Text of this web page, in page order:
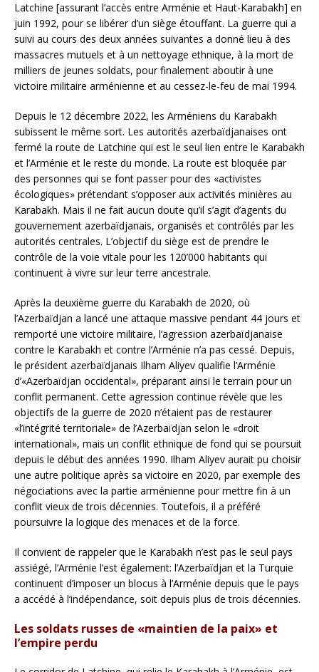
Latchine [assurant l’accès entre Arménie et Haut-Karabakh] en
juin 1992, pour se libérer d’un siège étouffant. La guerre qui a
suivi au cours des deux années suivantes a donné lieu à des
massacres mutuels et à un nettoyage ethnique, à la mort de
milliers de jeunes soldats, pour finalement aboutir à une
victoire militaire arménienne et au cessez-le-feu de mai 1994.
Depuis le 12 décembre 2022, les Arméniens du Karabakh
subissent le même sort. Les autorités azerbaïdjanaises ont
fermé la route de Latchine qui est le seul lien entre le Karabakh
et l’Arménie et le reste du monde. La route est bloquée par
des personnes qui se font passer pour des «activistes
écologiques» prétendant s’opposer aux activités minières au
Karabakh. Mais il ne fait aucun doute qu’il s’agit d’agents du
gouvernement azerbaïdjanais, organisés et contrôlés par les
autorités centrales. L’objectif du siège est de prendre le
contrôle de la voie vitale pour les 120’000 habitants qui
continuent à vivre sur leur terre ancestrale.
Après la deuxième guerre du Karabakh de 2020, où
l’Azerbaïdjan a lancé une attaque massive pendant 44 jours et
remporté une victoire militaire, l’agression azerbaïdjanaise
contre le Karabakh et contre l’Arménie n’a pas cessé. Depuis,
le président azerbaïdjanais Ilham Aliyev qualifie l’Arménie
d’«Azerbaïdjan occidental», préparant ainsi le terrain pour un
conflit permanent. Cette agression continue révèle que les
objectifs de la guerre de 2020 n’étaient pas de restaurer
«l’intégrité territoriale» de l’Azerbaïdjan selon le «droit
international», mais un conflit ethnique de fond qui se poursuit
depuis le début des années 1990. Ilham Aliyev aurait pu choisir
une autre politique après sa victoire en 2020, par exemple des
négociations avec la partie arménienne pour mettre fin à un
conflit vieux de trois décennies. Toutefois, il a préféré
poursuivre la logique des menaces et de la force.
Il convient de rappeler que le Karabakh n’est pas le seul pays
assiégé, l’Arménie l’est également: l’Azerbaïdjan et la Turquie
continuent d’imposer un blocus à l’Arménie depuis que le pays
a accédé à l’indépendance, soit depuis plus de trois décennies.
Les soldats russes de «maintien de la paix» et
l’empire perdu